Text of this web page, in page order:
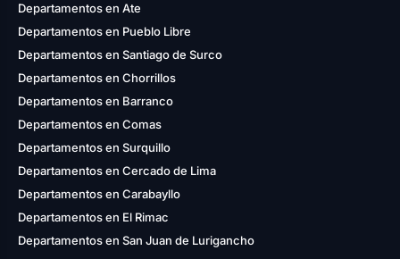
Departamentos en Ate
Departamentos en Pueblo Libre
Departamentos en Santiago de Surco
Departamentos en Chorrillos
Departamentos en Barranco
Departamentos en Comas
Departamentos en Surquillo
Departamentos en Cercado de Lima
Departamentos en Carabayllo
Departamentos en El Rimac
Departamentos en San Juan de Lurigancho